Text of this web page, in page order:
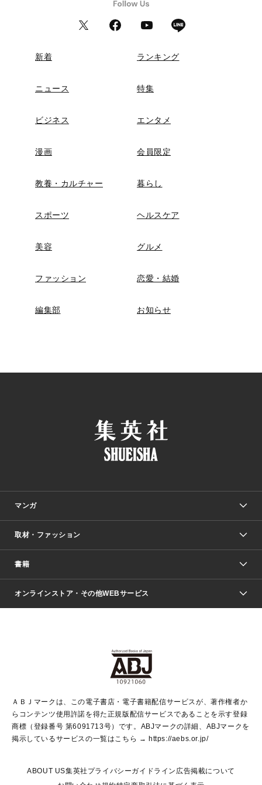
新着 ランキング
ニュース 特集
ビジネス エンタメ
漫画 会員限定
教養・カルチャー 暮らし
スポーツ ヘルスケア
美容 グルメ
ファッション 恋愛・結婚
編集部 お知らせ
マンガ
少年マンガ
Vジャンプ
ジャンプルーキー！
ジャンプTOON
S-MANGA
集英社ジャンプリミックス
週刊ヤングジャンプ
ウルトラジャンプ
少女マンガ
リマコミ＋
マンガMeets
月刊オフィスユー
取材・ファッション
Seventeen
LEE
Marisol
T JAPAN:The New York Times Style Magazine
芸能・情報・スポーツ
パラスポ＋！
書籍
文芸・文庫・総合
青春と読書
アジア人物史
集英社新書
集英社新書プラス
よみタイ
ライトノベル・ノベライズ
集英社Webマガジン Cobalt
集英社オレンジ文庫
シフォン文庫
JUMP j BOOKS
集英社みらい文庫
S-KIDS.LAND
オンラインストア・その他WEBサービス
SHUEISHA MANGA-ART HERITAGE
HAPPY PLUS STORE
shueisha vox
EDITOR'S LAB
ＡＢＪマークは、この電子書店・電子書籍配信サービスが、著作権者か
らコンテンツ使用許諾を得た正規版配信サービスであることを示す登録
商標（登録番号 第6091713号）です。ABJマークの詳細、ABJマークを
掲示しているサービスの一覧はこちら → https://aebs.or.jp/
ABOUT US集英社プライバシーガイドライン 広告掲載について